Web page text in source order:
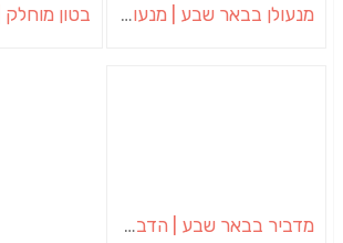
מנעולן בבאר שבע | מנעולן באופקים | ויטלי המנעולן בטון מוחלק
מדביר בבאר שבע | הדברה בבאר שבע | יוגב הדברות